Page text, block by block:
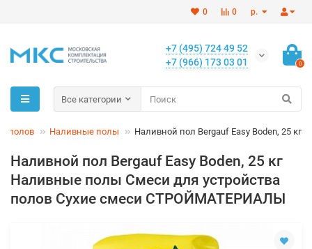
р.
0
0
+7 (495) 724 49 52
+7 (966) 173 03 01
0
Все категории
полов Наливные полы Наливной пол Bergauf Easy Boden, 25 кг
Наливной пол Bergauf Easy Boden, 25 кг
Наливные полы Смеси для устройства
полов Сухие смеси СТРОЙМАТЕРИАЛЫ